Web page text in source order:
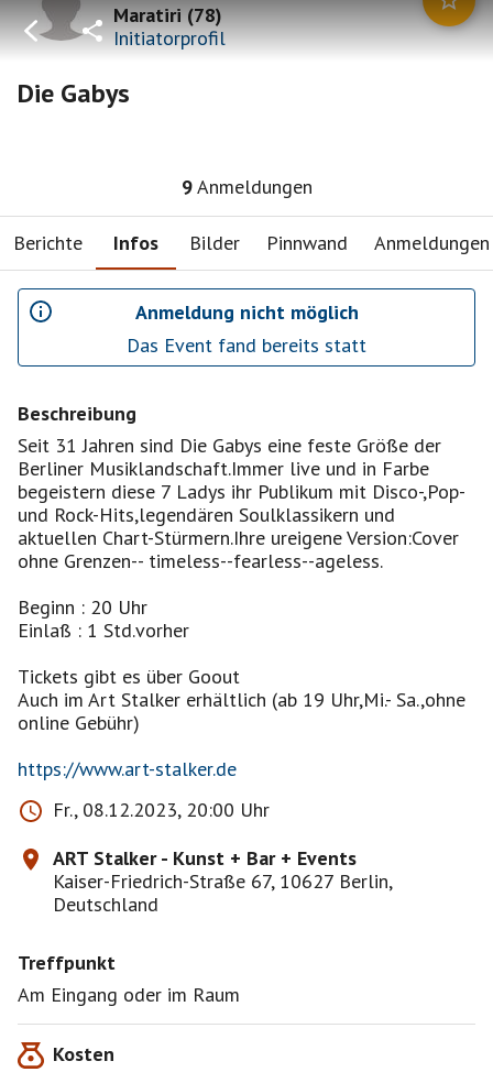
Maratiri(78)
Initiatorprofil
Die Gabys
9Anmeldungen
Berichte Infos Bilder Pinnwand Anmeldungen
Anmeldung nicht möglich
Das Event fand bereits statt
Beschreibung
Seit 31 Jahren sind Die Gabys eine feste Größe der
Berliner Musiklandschaft.Immer live und in Farbe
begeistern diese 7 Ladys ihr Publikum mit Disco-,Pop-
und Rock-Hits,legendären Soulklassikern und
aktuellen Chart-Stürmern.Ihre ureigene Version:Cover
ohne Grenzen-- timeless--fearless--ageless.
Beginn : 20 Uhr
Einlaß : 1 Std.vorher
Tickets gibt es über Goout
Auch im Art Stalker erhältlich (ab 19 Uhr,Mi.- Sa.,ohne
online Gebühr)
https://www.art-stalker.de
Fr., 08.12.2023, 20:00 Uhr
ART Stalker - Kunst + Bar + Events
Kaiser-Friedrich-Straße 67, 10627 Berlin,
Deutschland
Treffpunkt
Am Eingang oder im Raum
Kosten